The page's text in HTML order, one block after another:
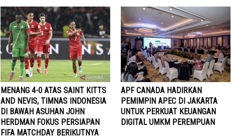
MENANG 4-0 ATAS SAINT KITTS
AND NEVIS, TIMNAS INDONESIA
DI BAWAH ASUHAN JOHN
HERDMAN FOKUS PERSIAPAN
FIFA MATCHDAY BERIKUTNYA
APF CANADA HADIRKAN
PEMIMPIN APEC DI JAKARTA
UNTUK PERKUAT KEUANGAN
DIGITAL UMKM PEREMPUAN